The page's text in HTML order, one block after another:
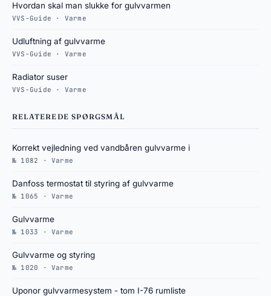
Hvordan skal man slukke for gulvvarmen
VVS-Guide · Varme
Udluftning af gulvvarme
VVS-Guide · Varme
Radiator suser
VVS-Guide · Varme
RELATEREDE SPØRGSMÅL
Korrekt vejledning ved vandbåren gulvvarme i
№ 1082 · Varme
Danfoss termostat til styring af gulvvarme
№ 1065 · Varme
Gulvvarme
№ 1033 · Varme
Gulvvarme og styring
№ 1020 · Varme
Uponor gulvvarmesystem - tom I-76 rumliste